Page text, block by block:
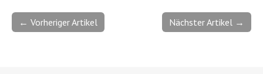
Nächster Artikel →
← Vorheriger Artikel